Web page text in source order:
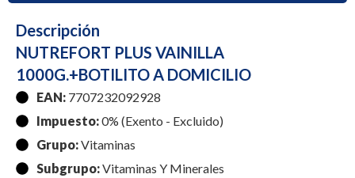
Descripción
NUTREFORT PLUS VAINILLA
1000G.+BOTILITO A DOMICILIO
EAN: 7707232092928
Impuesto:0% (Exento - Excluido)
Grupo:Vitaminas
Subgrupo:Vitaminas Y Minerales